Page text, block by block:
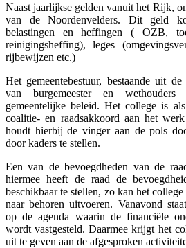
Naast jaarlijkse gelden vanuit het Rijk,
van de Noordenvelders. Dit geld
belastingen en heffingen ( OZB,
reinigingsheffing), leges
rijbewijzen etc.)
Het gemeentebestuur, bestaande uit
van burgemeester en
gemeentelijke beleid. Het college is
coalitie- en raadsakkoord aan het werk
houdt hierbij de vinger aan de pols
door kaders te stellen.
Een van de bevoegdheden van de
hiermee heeft de raad de
beschikbaar te stellen, zo kan het
naar behoren uitvoeren. Vanavond
op de agenda waarin de financiële
wordt vastgesteld. Daarmee krijgt het
uit te geven aan de afgesproken